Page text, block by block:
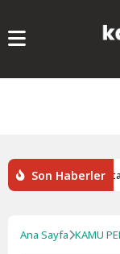
Son Haberler
Memiş, Kars’ta
Ana Sayfa KAMU